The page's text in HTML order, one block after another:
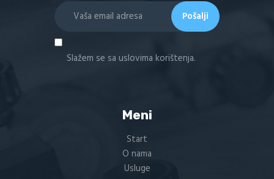
Slažem se sa uslovima korištenja.
Meni
Start
O nama
Usluge